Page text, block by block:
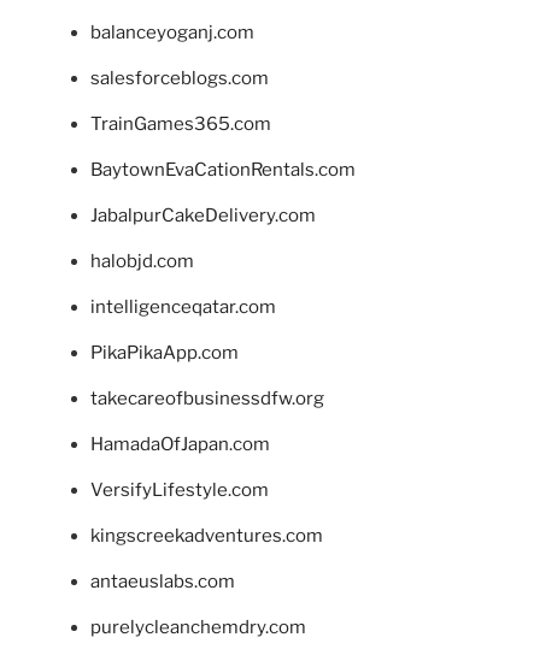
balanceyoganj.com
salesforceblogs.com
TrainGames365.com
BaytownEvaCationRentals.com
JabalpurCakeDelivery.com
halobjd.com
intelligenceqatar.com
PikaPikaApp.com
takecareofbusinessdfw.org
HamadaOfJapan.com
VersifyLifestyle.com
kingscreekadventures.com
antaeuslabs.com
purelycleanchemdry.com